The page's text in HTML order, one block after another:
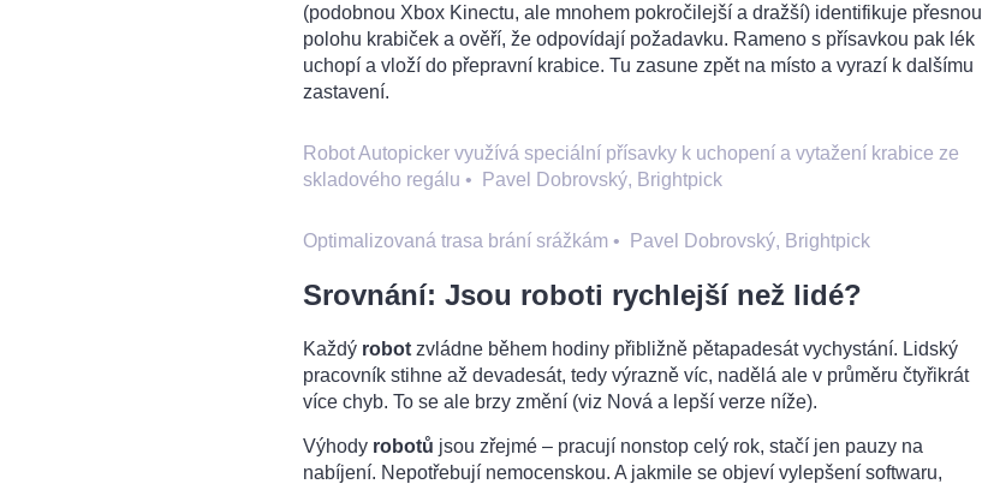
(podobnou Xbox Kinectu, ale mnohem pokročilejší a dražší) identifikuje přesnou
polohu krabiček a ověří, že odpovídají požadavku. Rameno s přísavkou pak lék
uchopí a vloží do přepravní krabice. Tu zasune zpět na místo a vyrazí k dalšímu
zastavení.
Robot Autopicker využívá speciální přísavky k uchopení a vytažení krabice ze
skladového regálu • Pavel Dobrovský, Brightpick
Optimalizovaná trasa brání srážkám • Pavel Dobrovský, Brightpick
Srovnání: Jsou roboti rychlejší než lidé?
Každý robot zvládne během hodiny přibližně pětapadesát vychystání. Lidský
pracovník stihne až devadesát, tedy výrazně víc, nadělá ale v průměru čtyřikrát
více chyb. To se ale brzy změní (viz Nová a lepší verze níže).
Výhody robotů jsou zřejmé – pracují nonstop celý rok, stačí jen pauzy na
nabíjení. Nepotřebují nemocenskou. A jakmile se objeví vylepšení softwaru,